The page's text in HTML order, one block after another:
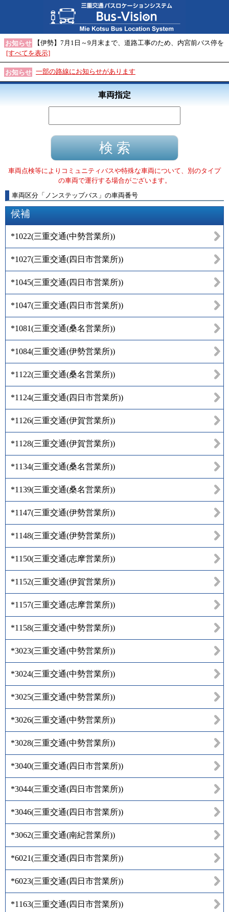
お知らせ
【伊勢】7月1日～9月末まで、道路工事のため、内宮前バス停を
[すべてを表示]
お知らせ 一部の路線にお知らせがあります
車両指定
車両点検等によりコミュニティバスや特殊な車両について、別のタイプ
の車両で運行する場合がございます。
車両区分 「 ノンステップバス 」 の車両番号
候補
*1022(三重交通(中勢営業所))
*1027(三重交通(四日市営業所))
*1045(三重交通(四日市営業所))
*1047(三重交通(四日市営業所))
*1081(三重交通(桑名営業所))
*1084(三重交通(伊勢営業所))
*1122(三重交通(桑名営業所))
*1124(三重交通(四日市営業所))
*1126(三重交通(伊賀営業所))
*1128(三重交通(伊賀営業所))
*1134(三重交通(桑名営業所))
*1139(三重交通(桑名営業所))
*1147(三重交通(伊勢営業所))
*1148(三重交通(伊勢営業所))
*1150(三重交通(志摩営業所))
*1152(三重交通(伊賀営業所))
*1157(三重交通(志摩営業所))
*1158(三重交通(中勢営業所))
*3023(三重交通(中勢営業所))
*3024(三重交通(中勢営業所))
*3025(三重交通(中勢営業所))
*3026(三重交通(中勢営業所))
*3028(三重交通(中勢営業所))
*3040(三重交通(四日市営業所))
*3044(三重交通(四日市営業所))
*3046(三重交通(四日市営業所))
*3062(三重交通(南紀営業所))
*6021(三重交通(四日市営業所))
*6023(三重交通(四日市営業所))
*1163(三重交通(四日市営業所))